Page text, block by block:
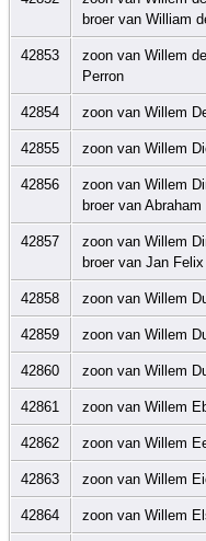
broer van William
42853
zoon van Willem
Perron
42854 zoon van Willem
42855 zoon van Willem
42856
zoon van Willem
broer van
42857
zoon van Willem
broer van Jan
42858 zoon van Willem
42859 zoon van Willem
42860 zoon van Willem
42861 zoon van Willem
42862 zoon van Willem
42863 zoon van Willem
42864 zoon van Willem